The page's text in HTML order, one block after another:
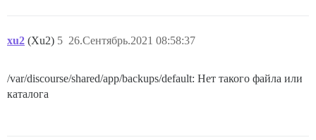
xu2 (Xu2) 26.Сентябрь.2021 08:58:37
5
/var/discourse/shared/app/backups/default: Нет такого файла или
каталога